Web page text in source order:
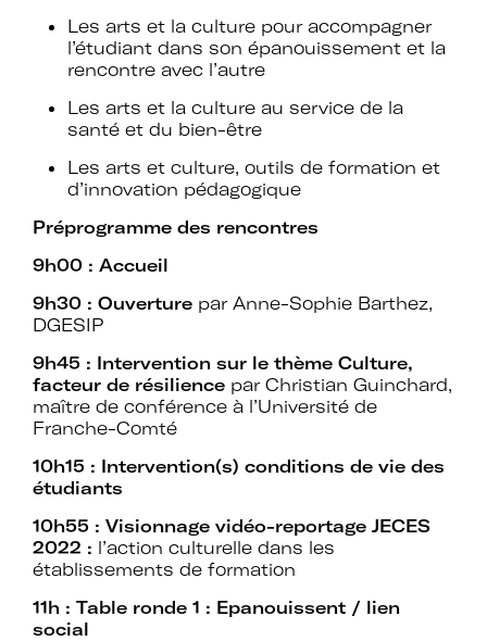
Rejoignez le réseau A+U+C
Téléchargez le bulletin
Adhérer à Art + Université + Culture,
c’est :
Bénéficier d’informations suivies et
d’expertises sur l’action culturelle dans
Les arts et la culture pour accompagner
l’étudiant dans son épanouissement et la
rencontre avec l’autre
Les arts et la culture au service de la
santé et du bien-être
Les arts et culture, outils de formation et
d’innovation pédagogique
Préprogramme des rencontres
9h00 : Accueil
9h30 : Ouverture par Anne-Sophie Barthez,
DGESIP
9h45 : Intervention sur le thème Culture,
facteur de résilience par Christian Guinchard,
maître de conférence à l’Université de
Franche-Comté
10h15 : Intervention(s) conditions de vie des
étudiants
10h55 : Visionnage vidéo-reportage JECES
2022 : l’action culturelle dans les
établissements de formation
11h : Table ronde 1 : Epanouissent / lien
social